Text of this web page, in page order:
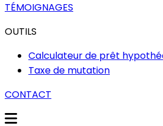
TÉMOIGNAGES
OUTILS
Calculateur de prêt
Taxe de mutation
CONTACT